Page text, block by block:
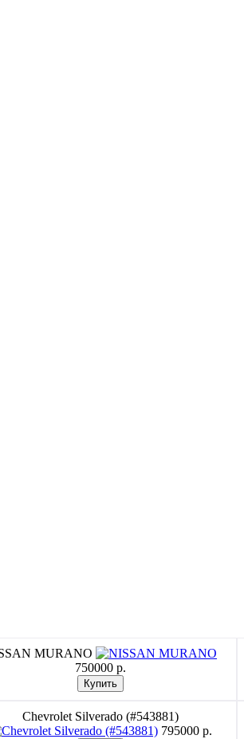
MURANO
750000 p.
Chevrolet Silverado (#543881)
795000 p.